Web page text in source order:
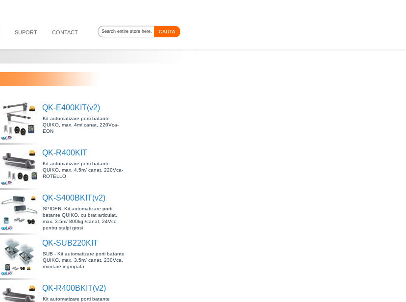
SUPORT CONTACT
QK-E400KIT(v2)
Kit automatizare porti batante
QUIKO, max. 4m/ canat, 220Vca-
EON
QK-R400KIT
Kit automatizare porti batante
QUIKO, max. 4.5m/ canat, 220Vca-
ROTELLO
QK-S400BKIT(v2)
SPIDER- Kit automatizare porti
batante QUIKO, cu brat articulat,
max. 3.5m/ 800kg /canat, 24Vcc,
pentru stalpi grosi
QK-SUB220KIT
SUB - Kit automatizare porti batante
QUIKO, max. 3.5m/ canat, 230Vca,
montare ingropata
QK-R400BKIT(v2)
Kit automatizare porti batante